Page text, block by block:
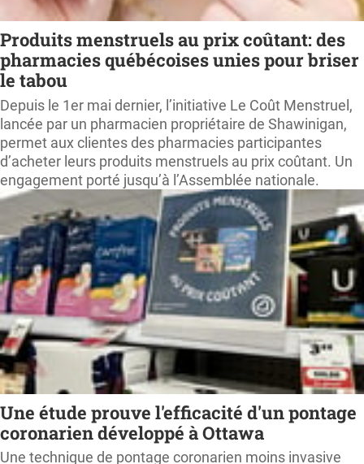
Produits menstruels au prix coûtant: des
pharmacies québécoises unies pour briser
le tabou
Depuis le 1er mai dernier, l’initiative Le Coût Menstruel,
lancée par un pharmacien propriétaire de Shawinigan,
permet aux clientes des pharmacies participantes
d’acheter leurs produits menstruels au prix coûtant. Un
engagement porté jusqu’à l’Assemblée nationale.
Une étude prouve l'efficacité d'un pontage
coronarien développé à Ottawa
Une technique de pontage coronarien moins invasive